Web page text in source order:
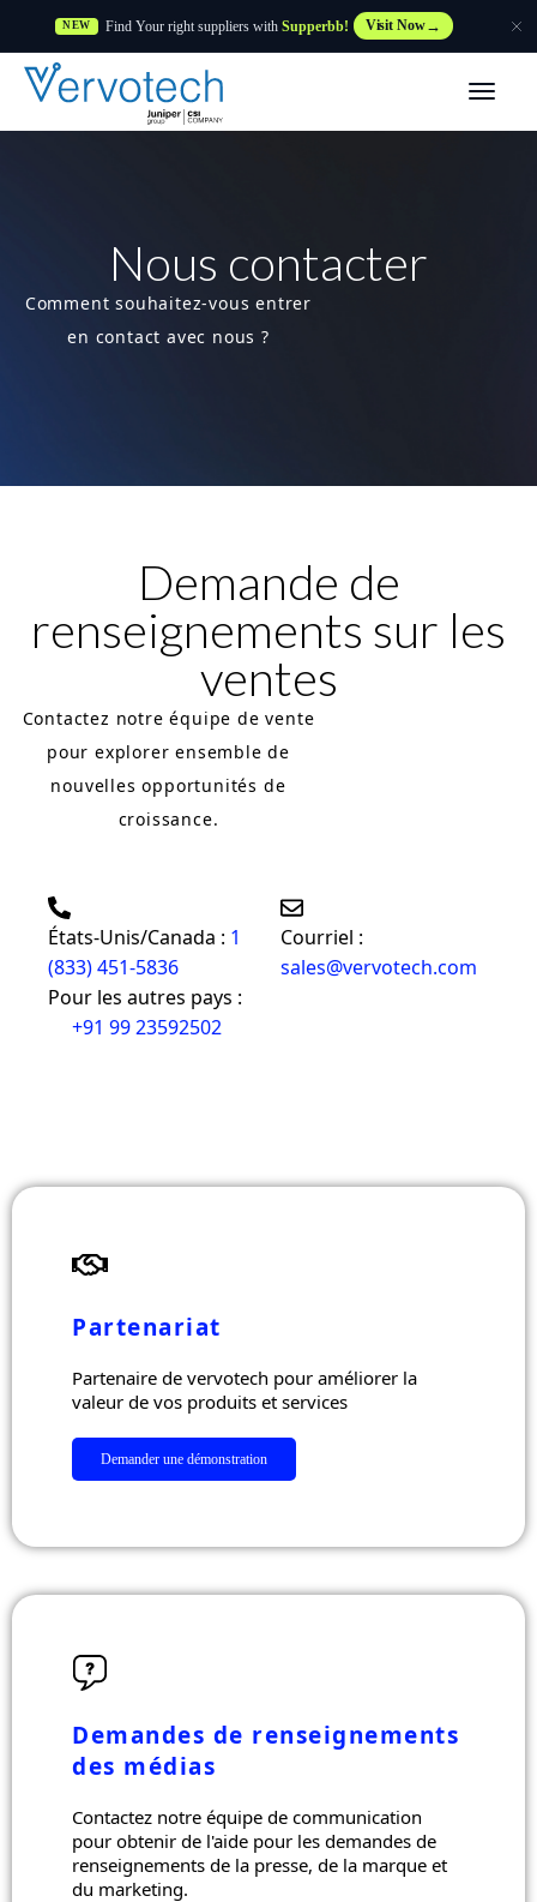
NEW Find Your right suppliers with Supperbb! Visit Now
Nous contacter
Comment souhaitez-vous entrer
en contact avec nous ?
Demande de
renseignements sur les
ventes
Contactez notre équipe de vente
pour explorer ensemble de
nouvelles opportunités de
croissance.
États-Unis/Canada : 1
(833) 451-5836
Pour les autres pays :
+91 99 23592502
Courriel :
sales@vervotech.com
Partenariat
Partenaire de vervotech pour améliorer la
valeur de vos produits et services
Demander une démonstration
Demandes de renseignements
des médias
Contactez notre équipe de communication
pour obtenir de l'aide pour les demandes de
renseignements de la presse, de la marque et
du marketing.
Caractéristiques
Clients
Fournisseur
Tarification